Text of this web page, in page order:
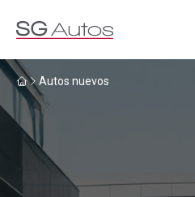
Inicio
Autos nuevos
Autos usados
Repuestos
Autos nuevos
Autos usados
SUV
Autos nuevos